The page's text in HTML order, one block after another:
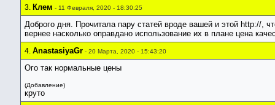
3. Клем - 11 Февраля, 2020 - 18:30:25
Доброго дня. Прочитала пару статей вроде вашей и этой http://,
вернее насколько оправдано использование их в плане цена
4. AnastasiyaGr- 20 Марта, 2020 - 15:43:20
Ого так нормальные цены
(Добавление)
круто